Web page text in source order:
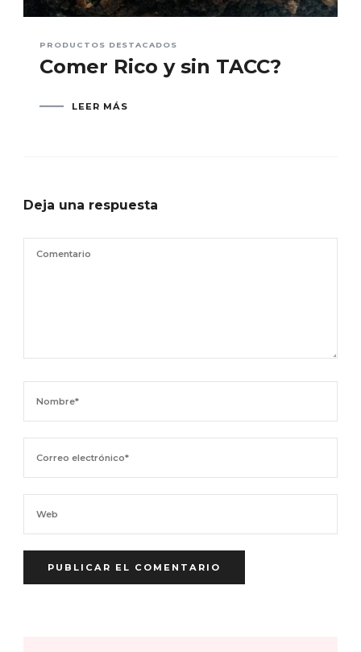
PRODUCTOS DESTACADOS
Comer Rico y sin TACC?
LEER MÁS
Deja una respuesta